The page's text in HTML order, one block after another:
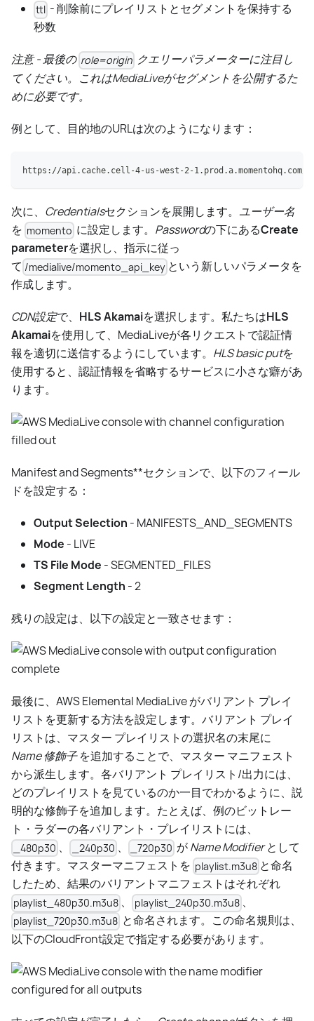
ttl - 削除前にプレイリストとセグメントを保持する
秒数
注意 - 最後の role=origin クエリーパラメーターに注目し
てください。これはMediaLiveがセグメントを公開するた
めに必要です。
例として、目的地のURLは次のようになります：
https://api.cache.cell-4-us-west-2-
次に、 Credentialsセクションを展開します。 ユーザー名
を momento に設定します。 Passwordの下にあるCreate
parameterを選択し、指示に従っ
て /medialive/momento_api_key という新しいパラメータを
作成します。
CDN設定で、 HLS Akamaiを選択します。私たちはHLS
Akamaiを使用して、MediaLiveが各リクエストで認証情
報を適切に送信するようにしています。 HLS basic putを
使用すると、認証情報を省略するサービスに小さな癖があ
ります。
Manifest and Segments**セクションで、以下のフィール
ドを設定する：
Output Selection - MANIFESTS_AND_SEGMENTS
Mode - LIVE
TS File Mode - SEGMENTED_FILES
Segment Length - 2
残りの設定は、以下の設定と一致させます：
最後に、AWS Elemental MediaLive がバリアント プレイ
リストを更新する方法を設定します。バリアント プレイ
リストは、マスター プレイリストの選択名の末尾に
Name 修飾子を追加することで、マスター マニフェスト
から派生します。各バリアント プレイリスト/出力には、
どのプレイリストを見ているのか一目でわかるように、説
明的な修飾子を追加します。たとえば、例のビットレー
ト・ラダーの各バリアント・プレイリストには、
_480p30 、 _240p30、 _720p30 がName Modifierとして
付きます。マスターマニフェストを playlist.m3u8 と命名
したため、結果のバリアントマニフェストはそれぞれ
playlist_480p30.m3u8 、 playlist_240p30.m3u8、
playlist_720p30.m3u8 と命名されます。この命名規則は、
以下のCloudFront設定で指定する必要があります。